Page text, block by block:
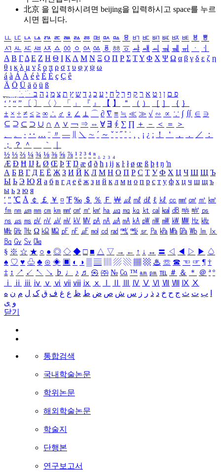
北京 을 입력하시려면 beijing을 입력하시고 space를 누르
시면 됩니다.
ㅥ ㅦ ㅧ ㅨ ㅩ ㅪ ㅫ ㅬ ㅭ ㅮ ㅯ ㅰ ㅱ ㅲ ㅳ ㅴ ㅵ ㅶ ㅷ ㅸ
ㅹ
ㅺ ㅻ ㅼ ㅽ ㅾ ㅿ ㆀ ㆁ ㆂ ㆃ ㆄ ㆅ ㆆ ㆇ ㆈ ㆉ ㆊ ㆋ ㆌ ㆍ
ㆎ
Α Β ΓΔ Ε Ζ Η Θ Ι ΚΛ Μ Ν Ξ Ο Π Ρ Σ ΤΥ Φ Χ Ψ Ω α β γ δ ε ζ η
θ ι κ λ μ ν ξ ο π ρ σ τ υ φ χ ψ ω
á à Á À é è É È ç Ç ê
Ä Ö Ü ä ö ü ß
ִֶֹ ֻּ ׁׂ פ ם ן ו ט א ר ק ף ך ל ח י ע כ ג ד ש ץ ת צ מ נ ה ב
‘ ’ “ ” 〔 〕 〈 〉 「 」 『 』 【 】 ＂ （ ） ［ ］ ｛ ｝
± × ÷ ≠ ≤ ≥ ∞ ∴ ♂ ♀ ∠ ⊥ ⌒ ∂ ∇ ≡ ≒ ≪ ≫ √ ∽ ∝ ∵ ∫ ∬ ∈ ∋
⊆ ⊇ ⊂ ⊃ ∪ ∩ ∧ ∨ ￢ ⇒ ⇔ ∀ ∃ ∮ ∑ ∏ ＋ － ＜ ＝
＞
、
。 · ‥ … ¨ 〃 ― ＼ ∼ ´ ～ ˇ ˘ ˝ ˚ ˙ ¸ ¡ ¿ ː ！ ＇ ， ． ／
：
；
？ ＾ ｀
½ ⅓ ⅔ ¼ ¾ ⅛ ⅜ ⅝ ⅞ ¹ ² ³ ⁴ ⁿ ₁ ₂ ₃ ₄
Æ Ð Ħ Ĳ Ł Ø Œ Þ Ŧ Ŋ æ đ ð ħ ı ĳ ĸ ŀ ł ø œ ß þ ŧ ŋ ŉ
А Б В Г Д Е Ё Ж З И Й К Л М Н О П Р С Т У Ф Х Ц Ч Ш Щ Ъ
Ы Ь Э Ю Я а б в г д е ё ж з и й к л м н о п р с т у ф х ц ч ш щ ъ
ы ь э ю я
′ ″ ℃ Å ￠ ￡ ￥ ¤ ℉ ‰ ＄ ％ Ｆ ￦ ㎕ ㎖ ㎗ ℓ ㎘ ㏄ ㎣ ㎤ ㎥ ㎦
㎙ ㎚ ㎛ ㎜ ㎝ ㎞ ㎟ ㎠ ㎡ ㎢ ㏊ ㎍ ㎎ ㎏ ㏏ ㎈ ㎉ ㏈ ㎧ ㎨ ㎰
㎱ ㎲ ㎳ ㎴ ㎵ ㎶ ㎷ ㎸ ㎹ ㎀ ㎁ ㎂ ㎃ ㎄ ㎺ ㎻ ㎽ ㎾ ㎿ ㎐ ㎑
㎒ ㎓ ㎔ Ω ㏀ ㏁ ㎊ ㎋ ㎌ ㏖ ㏅ ㎭ ㎮ ㎯ ㏛ ㎩ ㎪ ㎫ ㎬ ㏝ ㏐
㏓
㏃ ㏉ ㏜ ㏆
§ ※ ☆ ★ ○ ● ◎ ◇ ◆ □ ■ △ ▽ → ← ↑ ↓ ↔ 〓 ◁ ◀ ▷ ▶ ♤
♠ ♡ ♥ ♧ ♣ ⊙ ◈ ▣ ◐ ◑ ▒ ▤ ▨ ▧ ▦ ▩ ♨ ☏ ☎ ☜ ☞ ¶ †
‡ ↕ ↗ ↙ ↖ ↘ ♭ ♩ ♪ ♬ ㉿ ㈜ № ㏇ ™ ㏂ ㏘ ℡ ＃ ＆ ＊ ＠ ª º
ⅰ
ⅱ ⅲ ⅳ ⅴ ⅵ ⅶ ⅷ ⅸ ⅹ Ⅳ Ⅴ Ⅵ Ⅶ Ⅷ Ⅸ Ⅹ
ب ت ث ج ح خ د ذ ر ز س ش ص ض ط ظ ع غ ف ق ک ل م ن ه
و ی
닫기
통합검색
국내학술논문
학위논문
해외학술논문
학술지
단행본
연구보고서